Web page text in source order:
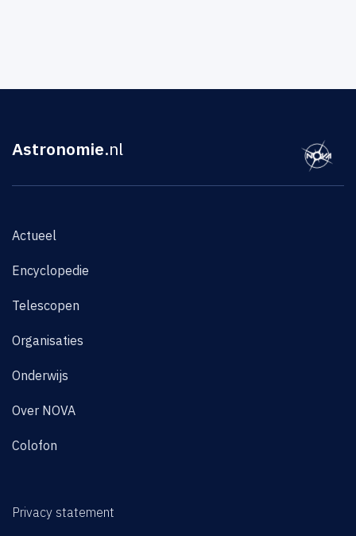
Astronomie.nl
Actueel
Encyclopedie
Telescopen
Organisaties
Onderwijs
Over NOVA
Colofon
Privacy statement